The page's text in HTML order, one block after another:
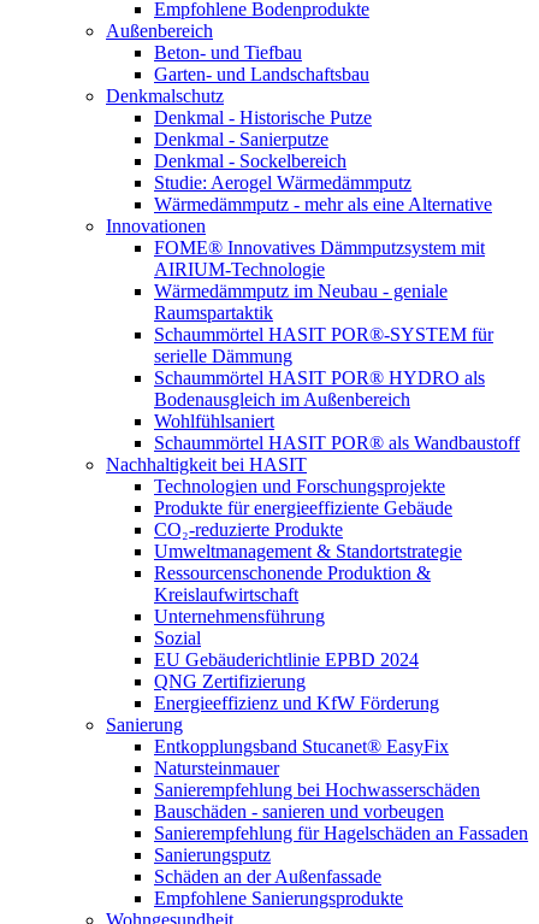
Empfohlene Bodenprodukte
Außenbereich
Beton- und Tiefbau
Garten- und Landschaftsbau
Denkmalschutz
Denkmal - Historische Putze
Denkmal - Sanierputze
Denkmal - Sockelbereich
Studie: Aerogel Wärmedämmputz
Wärmedämmputz - mehr als eine Alternative
Innovationen
FOME® Innovatives Dämmputzsystem mit
AIRIUM-Technologie
Wärmedämmputz im Neubau - geniale
Raumspartaktik
Schaummörtel HASIT POR®-SYSTEM für
serielle Dämmung
Schaummörtel HASIT POR® HYDRO als
Bodenausgleich im Außenbereich
Wohlfühlsaniert
Schaummörtel HASIT POR® als Wandbaustoff
Nachhaltigkeit bei HASIT
Technologien und Forschungsprojekte
Produkte für energieeffiziente Gebäude
CO₂-reduzierte Produkte
Umweltmanagement & Standortstrategie
Ressourcenschonende Produktion &
Kreislaufwirtschaft
Unternehmensführung
Sozial
EU Gebäuderichtlinie EPBD 2024
QNG Zertifizierung
Energieeffizienz und KfW Förderung
Sanierung
Entkopplungsband Stucanet® EasyFix
Natursteinmauer
Sanierempfehlung bei Hochwasserschäden
Bauschäden - sanieren und vorbeugen
Sanierempfehlung für Hagelschäden an Fassaden
Sanierungsputz
Schäden an der Außenfassade
Empfohlene Sanierungsprodukte